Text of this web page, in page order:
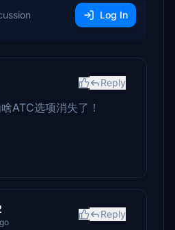
Log In
Reply
ATC选项消失了！
Reply